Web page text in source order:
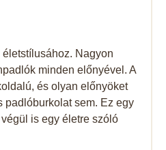
Nagyon
minden előnyével. A
és olyan előnyöket
padlóburkolat sem. Ez egy
is egy életre szóló